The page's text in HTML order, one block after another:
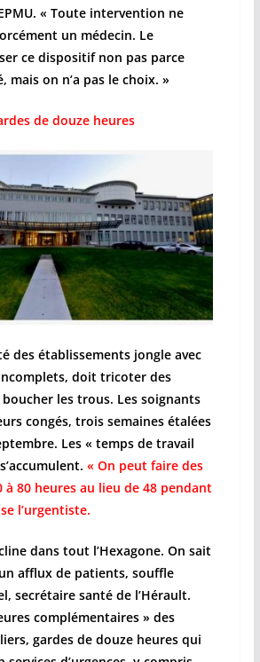
« Toute intervention ne
un médecin. Le
ce dispositif non pas parce
mais on n’a pas le choix. »
de douze heures
des établissements jongle avec
doit tricoter des
les trous. Les soignants
congés, trois semaines étalées
Les « temps de travail
« On peut faire des
à 80 heures au lieu de 48 pendant
l’urgentiste.
dans tout l’Hexagone. On sait
afflux de patients, souffle
secrétaire santé de l’Hérault.
complémentaires » des
gardes de douze heures qui